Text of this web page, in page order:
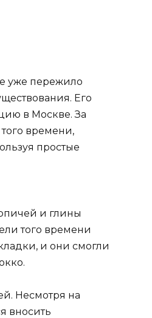
уже пережило
Его
в Москве. За
времени,
простые
и глины
того времени
и они смогли
Несмотря на
вносить